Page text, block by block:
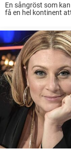
En sångröst som
få en hel kontinent